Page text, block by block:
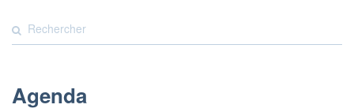
Agenda